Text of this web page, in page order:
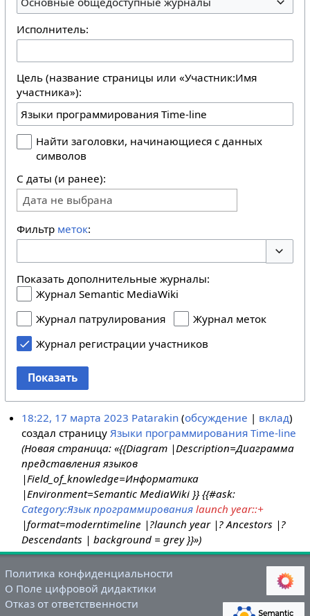
Исполнитель:
Цель (название страницы или «Участник:Имя
участника»):
Найти заголовки, начинающиеся с данных
символов
С даты (и ранее):
Дата не выбрана
Фильтр меток:
Показать дополнительные журналы:
Журнал Semantic MediaWiki
Журнал патрулирования
Журнал меток
Журнал регистрации участников
Показать
18:22, 17 марта 2023 Patarakin обсуждение
вклад
создал страницуЯзыки программирования Time-line
(Новая страница: «{{Diagram |Description=Диаграмма
представления языков
|Field_of_knowledge=Информатика
|Environment=Semantic MediaWiki }} {{#ask:
Category:Язык программирования launch year::+
|format=moderntimeline |?launch year |? Ancestors |?
Descendants | background = grey }}»)
Политика конфиденциальности
О Поле цифровой дидактики
Отказ от ответственности